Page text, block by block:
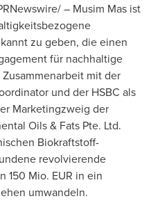
– Musim Mas ist
zu geben, die einen
für nachhaltige
mit der
und der HSBC als
Marketingzweig der
Oils & Fats Pte. Ltd.
Biokraftstoff-
revolvierende
150 Mio. EUR in ein
umwandeln.